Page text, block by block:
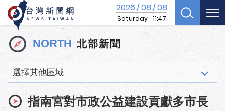
2026/08/08
Saturday 11:47
NORTH 北部新聞
選擇其他區域
指南宮對市政公益建設貢獻多市長